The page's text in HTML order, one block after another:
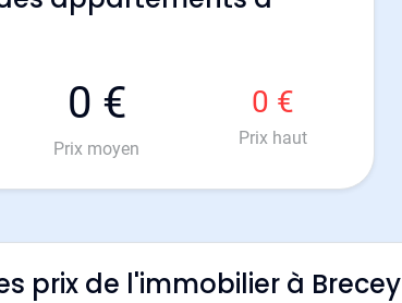
0 €
Prix moyen
0 €
Prix haut
prix de l'immobilier à Brecey